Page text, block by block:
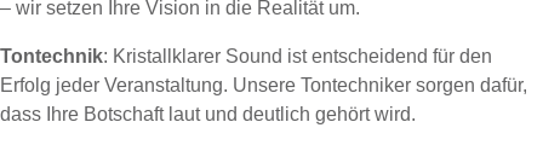
– wir setzen Ihre Vision in die Realität um.
Tontechnik: Kristallklarer Sound ist entscheidend für den
Erfolg jeder Veranstaltung. Unsere Tontechniker sorgen dafür,
dass Ihre Botschaft laut und deutlich gehört wird.